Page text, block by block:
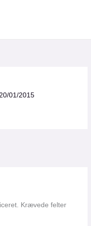
01/2015
Krævede felter